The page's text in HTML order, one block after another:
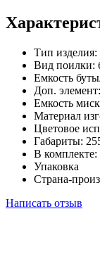
Тип
Вид поилки:
Емкость
Доп.
Емкость
Материал
Цветовое
Габариты:
В комплекте:
Упаковка
Страна-
Написать отзыв